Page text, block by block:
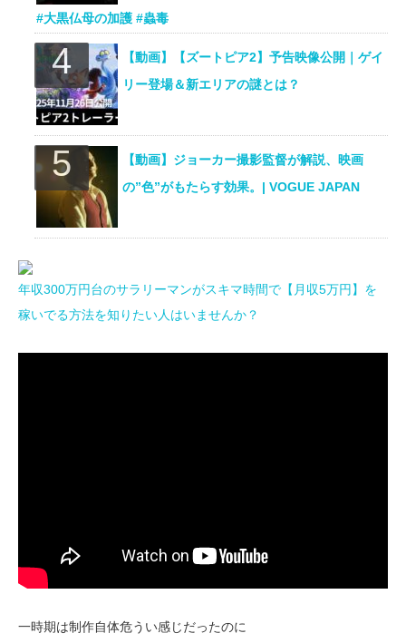
#大黒仏母の加護 #蟲毒
【動画】【ズートピア2】予告映像公開｜ゲイ
リー登場＆新エリアの謎とは？
【動画】ジョーカー撮影監督が解説、映画
の”色”がもたらす効果。| VOGUE JAPAN
年収300万円台のサラリーマンがスキマ時間で【月収5万円】を
稼いでる方法を知りたい人はいませんか？
一時期は制作自体危うい感じだったのに